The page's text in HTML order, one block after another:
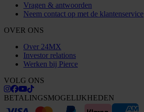
Vragen & antwoorden
Neem contact op met de klantenservice
OVER ONS
Over 24MX
Investor relations
Werken bij Pierce
VOLG ONS
BETALINGSMOGELIJKHEDEN